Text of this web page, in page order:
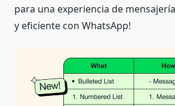
para una experiencia de
y eficiente con WhatsApp!